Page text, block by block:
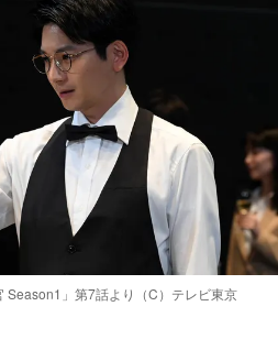
Season1」第7話より（C）テレビ東京